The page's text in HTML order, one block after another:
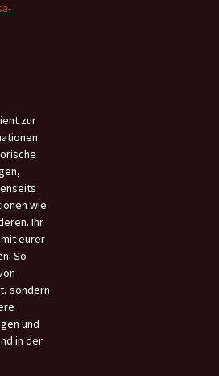
zur
wie
Ihr
eurer
So
sondern
und
in der